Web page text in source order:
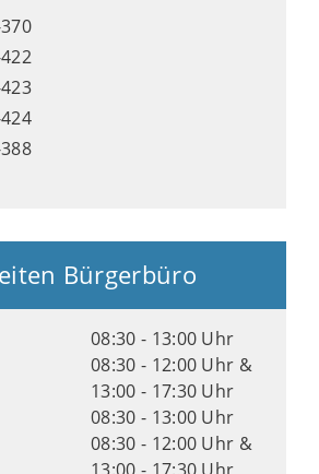
Bürgerbüro
08:30 - 13:00 Uhr
08:30 - 12:00 Uhr &
13:00 - 17:30 Uhr
08:30 - 13:00 Uhr
08:30 - 12:00 Uhr &